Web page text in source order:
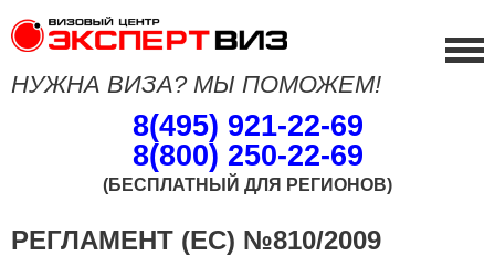
НУЖНА ВИЗА? МЫ ПОМОЖЕМ!
8(495) 921-22-69
8(800) 250-22-69
(БЕСПЛАТНЫЙ ДЛЯ РЕГИОНОВ)
РЕГЛАМЕНТ (ЕС) №810/2009